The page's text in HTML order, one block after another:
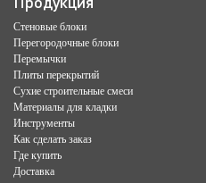
Стеновые блоки
Перегородочные блоки
Перемычки
Плиты перекрытий
Сухие строительные смеси
Материалы для кладки
Инструменты
Как сделать заказ
Где купить
Доставка